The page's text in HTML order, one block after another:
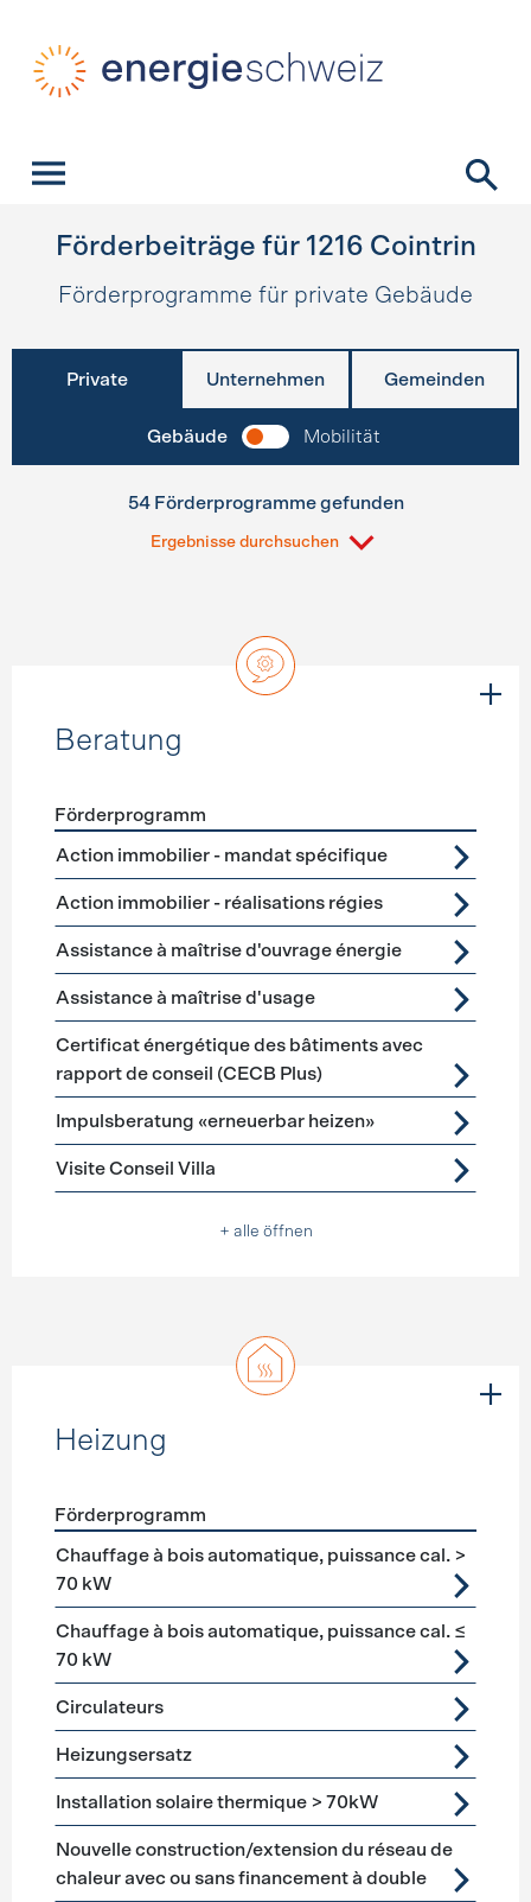
Förderbeiträge für 1216 Cointrin
Förderprogramme für private Gebäude
Private Unternehmen Gemeinden
Gebäude Mobilität
54 Förderprogramme gefunden
Ergebnisse durchsuchen
Beratung
Förderprogramme Beratung
Förderprogramm
Action immobilier - mandat spécifique
Action immobilier - réalisations régies
Assistance à maîtrise d'ouvrage énergie
Assistance à maîtrise d'usage
Certificat énergétique des bâtiments avec
rapport de conseil (CECB Plus)
Impulsberatung «erneuerbar heizen»
Visite Conseil Villa
+ alle öffnen
Heizung
Förderprogramme Heizung
Förderprogramm
Chauffage à bois automatique, puissance cal. >
70 kW
Chauffage à bois automatique, puissance cal. ≤
70 kW
Circulateurs
Heizungsersatz
Installation solaire thermique > 70kW
Nouvelle construction/extension du réseau de
chaleur avec ou sans financement à double